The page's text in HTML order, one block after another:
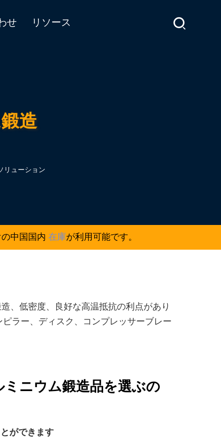
せ リソース
造
リューション
中国国内 在庫が利用可能です。
、低密度、良好な高温抵抗の利点があり
ラー、ディスク、コンプレッサーブレー
ニウム鍛造品を選ぶの
ができます